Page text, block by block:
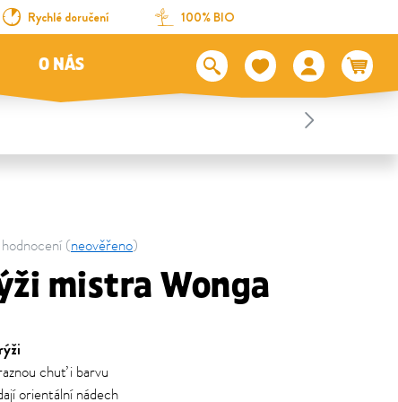
Rychlé doručení 100% BIO
O NÁS
(neověřeno)
mistra Wonga
chuť i barvu
orientální nádech